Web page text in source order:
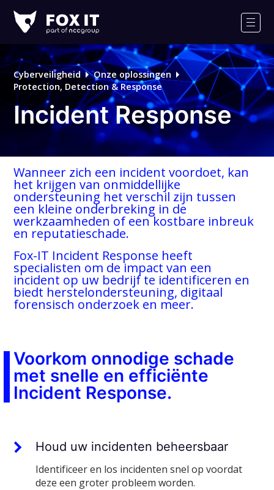
IT
Cyberveiligheid
Onze oplossingen
Protection, Detection & Response
Incident Response
Wanneer zich een incident voordoet, kan
het krijgen van onmiddellijke
ondersteuning het verschil zijn tussen
een kleine onderbreking in de
werkzaamheden of een kostbare inbreuk
en reputatieschade.
Fox-IT Incident Response heeft
specialisten om de impact van een
incident op uw bedrijf te identificeren en
biedt herstelondersteuning, digitaal
forensisch onderzoek en meer.
Voorkom onnodige schade
met snelle en efficiënte
Incident Response.
Houd uw incidenten beheersbaar
Identificeer en los incidenten snel op voordat
deze een groter probleem worden.